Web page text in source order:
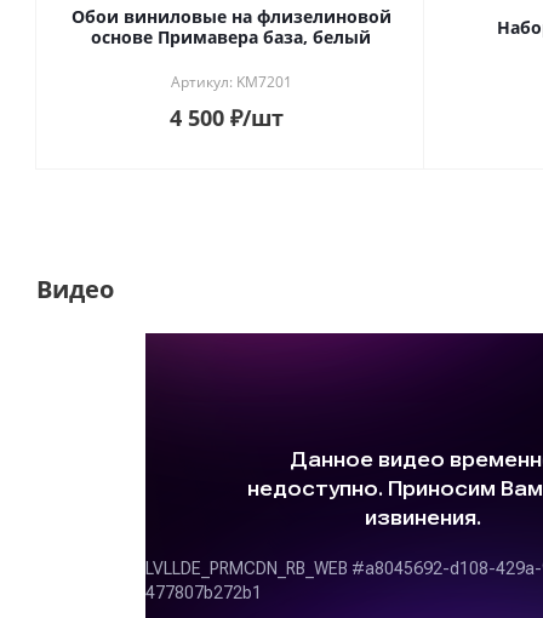
Обои виниловые на флизелиновой
основе Примавера база, белый
Артикул: KM7201
4 500 ₽/шт
Видео